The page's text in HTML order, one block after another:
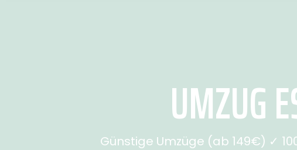
UMZUG
Günstige Umzüge (ab 149€) ✓